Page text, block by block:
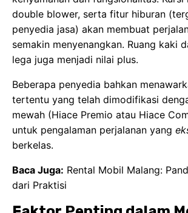
double blower, serta fitur hiburan
penyedia jasa) akan membuat
semakin menyenangkan. Ruang kaki
lega juga menjadi nilai plus.
Beberapa penyedia bahkan
tertentu yang telah dimodifikasi
mewah (Hiace Premio atau Hiace
untuk pengalaman perjalanan yang
berkelas.
Baca Juga: Rental Mobil Malang:
dari Praktisi